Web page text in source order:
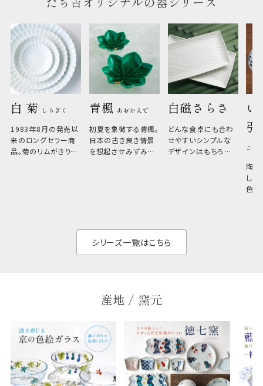
白 菊 しらぎく
1983年8月の発売以
来のロングセラー商
品。菊のリムがきりっ
青楓 あおかえで
初夏を象徴する青楓。
日本の古き良き情景
を想起させみずみず
白磁さらさ
どんな食卓にも合わ
せやすいシンプルな
デザインはもちろん、
い
こひ
陶器
しい
色の
シリーズ一覧はこちら
産地 / 窯元